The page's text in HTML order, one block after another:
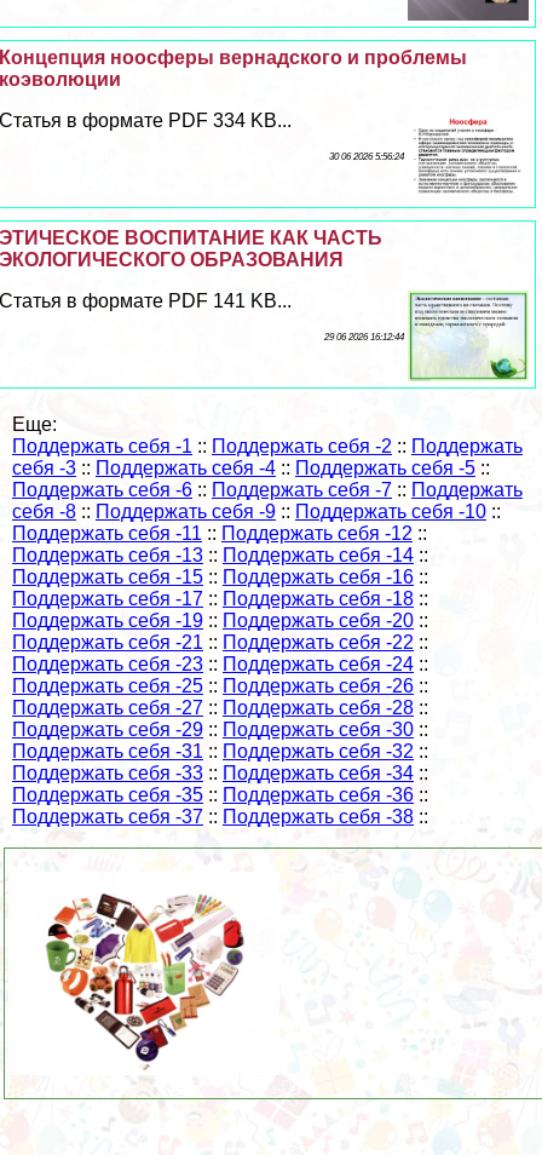
Концепция ноосферы вернадского и проблемы
коэволюции
Статья в формате PDF 334 KB...
30 06 2026 5:56:24
ЭТИЧЕСКОЕ ВОСПИТАНИЕ КАК ЧАСТЬ
ЭКОЛОГИЧЕСКОГО ОБРАЗОВАНИЯ
Статья в формате PDF 141 KB...
29 06 2026 16:12:44
Еще:
Поддержать себя -1 :: Поддержать себя -2 :: Поддержать
себя -3 :: Поддержать себя -4 :: Поддержать себя -5 ::
Поддержать себя -6 :: Поддержать себя -7 :: Поддержать
себя -8 :: Поддержать себя -9 :: Поддержать себя -10 ::
Поддержать себя -11 :: Поддержать себя -12 ::
Поддержать себя -13 :: Поддержать себя -14 ::
Поддержать себя -15 :: Поддержать себя -16 ::
Поддержать себя -17 :: Поддержать себя -18 ::
Поддержать себя -19 :: Поддержать себя -20 ::
Поддержать себя -21 :: Поддержать себя -22 ::
Поддержать себя -23 :: Поддержать себя -24 ::
Поддержать себя -25 :: Поддержать себя -26 ::
Поддержать себя -27 :: Поддержать себя -28 ::
Поддержать себя -29 :: Поддержать себя -30 ::
Поддержать себя -31 :: Поддержать себя -32 ::
Поддержать себя -33 :: Поддержать себя -34 ::
Поддержать себя -35 :: Поддержать себя -36 ::
Поддержать себя -37 :: Поддержать себя -38 ::